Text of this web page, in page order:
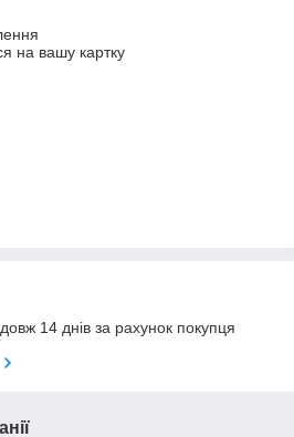
на вашу картку
14 днів за рахунок покупця